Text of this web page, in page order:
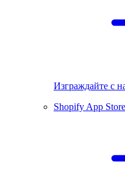
Изграждайте с
Shopify App Store